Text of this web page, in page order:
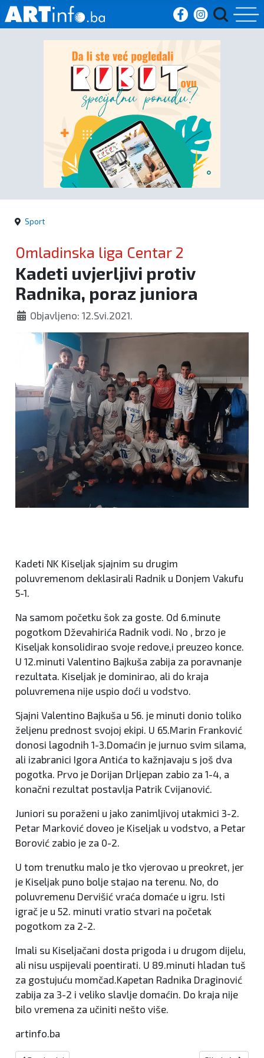
Početna
Kultura
kronika
Politika
Zanimljivosti
Sport
Omladinska liga Centar 2
Kadeti uvjerljivi protiv
Radnika, poraz juniora
Objavljeno: 12.Svi.2021.
Kadeti NK Kiseljak sjajnim su drugim
poluvremenom deklasirali Radnik u Donjem Vakufu
5-1.
Na samom početku šok za goste. Od 6.minute
pogotkom Dževahirića Radnik vodi. No , brzo je
Kiseljak konsolidirao svoje redove,i preuzeo konce.
U 12.minuti Valentino Bajkuša zabija za poravnanje
rezultata. Kiseljak je dominirao, ali do kraja
poluvremena nije uspio doći u vodstvo.
Sjajni Valentino Bajkuša u 56. je minuti donio toliko
željenu prednost svojoj ekipi. U 65.Marin Franković
donosi lagodnih 1-3.Domaćin je jurnuo svim silama,
ali izabranici Igora Antića to kažnjavaju s još dva
pogotka. Prvo je Dorijan Drljepan zabio za 1-4, a
konačni rezultat postavlja Patrik Cvijanović.
Juniori su poraženi u jako zanimljivoj utakmici 3-2.
Petar Marković doveo je Kiseljak u vodstvo, a Petar
Borović zabio je za 0-2.
U tom trenutku malo je tko vjerovao u preokret, jer
je Kiseljak puno bolje stajao na terenu. No, do
poluvremenu Dervišić vraća domaće u igru. Isti
igrač je u 52. minuti vratio stvari na početak
pogotkom za 2-2.
Imali su Kiseljačani dosta prigoda i u drugom dijelu,
ali nisu uspijevali poentirati. U 89.minuti hladan tuš
za gostujuću momčad.Kapetan Radnika Draginović
zabija za 3-2 i veliko slavlje domaćin. Do kraja nije
bilo vremena za učiniti nešto više.
artinfo.ba